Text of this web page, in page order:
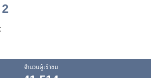
จำนวนผู้เข้าชม